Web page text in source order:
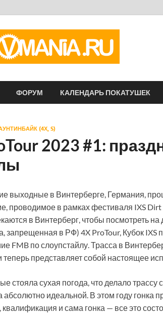
ФОРУМ КАЛЕНДАРЬ ПОКАТУШЕК
(4Х, S)
2023 #1:
выходные в Винтерберге, Германия,
проводимое в рамках фестиваля IXS
в Винтерберг, чтобы посмотреть
запрещенная в РФ) 4X ProTour, Кубок IXS
FMB по слоупстайлу. Трасса в
теперь представляет собой настоящее
стояла сухая погода, что делало
абсолютно идеальной. В этом году гонка
квалификация и сама гонка — все это